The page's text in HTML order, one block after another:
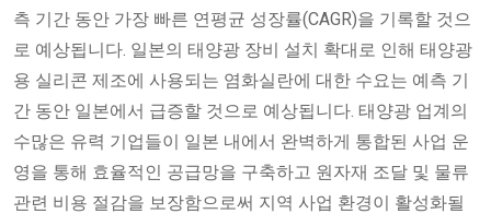
측 기간 동안 가장 빠른 연평균 성장률(CAGR)을 기록할 것으
로 예상됩니다. 일본의 태양광 장비 설치 확대로 인해 태양광
용 실리콘 제조에 사용되는 염화실란에 대한 수요는 예측 기
간 동안 일본에서 급증할 것으로 예상됩니다. 태양광 업계의
수많은 유력 기업들이 일본 내에서 완벽하게 통합된 사업 운
영을 통해 효율적인 공급망을 구축하고 원자재 조달 및 물류
관련 비용 절감을 보장함으로써 지역 사업 환경이 활성화될